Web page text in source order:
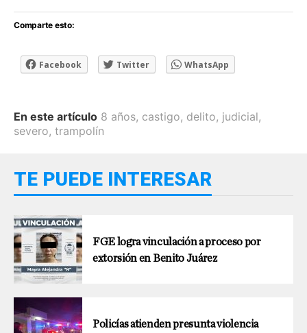
Comparte esto:
Facebook Twitter WhatsApp
En este artículo 8 años, castigo, delito, judicial,
severo, trampolín
TE PUEDE INTERESAR
FGE logra vinculación a proceso por
extorsión en Benito Juárez
Policías atienden presunta violencia